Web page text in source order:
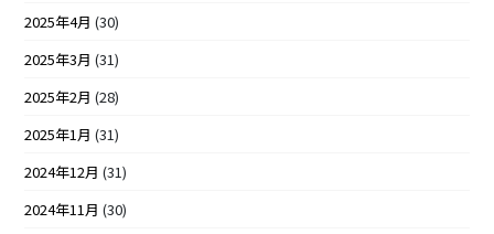
2025年4月 (30)
2025年3月 (31)
2025年2月 (28)
2025年1月 (31)
2024年12月 (31)
2024年11月 (30)